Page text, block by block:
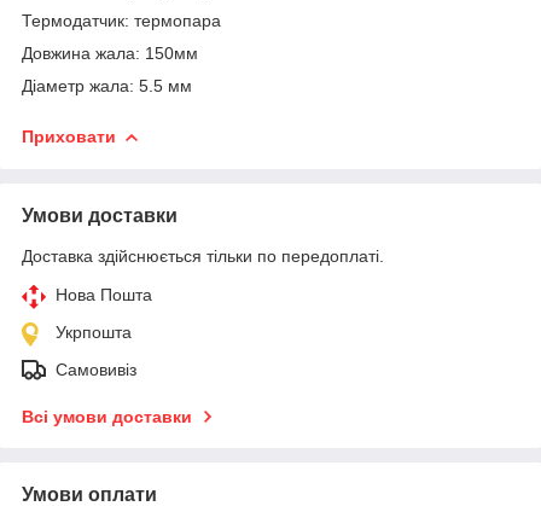
Термодатчик: термопара
Довжина жала: 150мм
Діаметр жала: 5.5 мм
Приховати
Умови доставки
Доставка здійснюється тільки по передоплаті.
Нова Пошта
Укрпошта
Самовивіз
Всі умови доставки
Умови оплати